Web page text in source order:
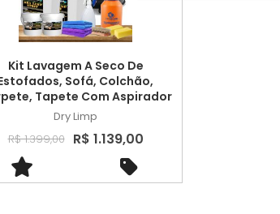
Kit Lavagem A Seco De
Sofá, Colchão,
Tapete Com Aspirador
Dry Limp
R$ 1.399,00
R$ 1.139,00